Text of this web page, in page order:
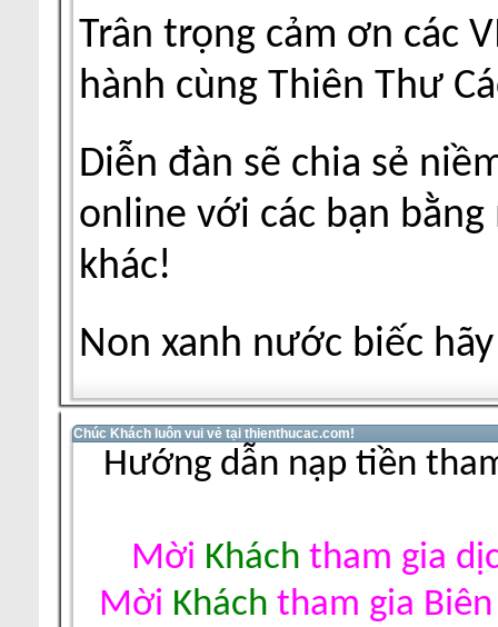
Trân trọng cảm ơn các
hành cùng Thiên Thư
Diễn đàn sẽ chia sẻ
online với các bạn
khác!
Non xanh nước biếc
Chúc Khách luôn vui vẻ tại thienthucac.com!
Hướng dẫn nạp tiền
Mời Khách tham gia
Mời Khách tham gia